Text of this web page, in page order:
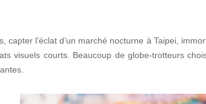
capter l’éclat d’un marché nocturne à Taipei,
visuels courts. Beaucoup de globe-trotteurs